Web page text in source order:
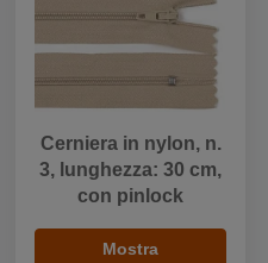
Cerniera in nylon, n.
3, lunghezza: 30 cm,
con pinlock
Mostra